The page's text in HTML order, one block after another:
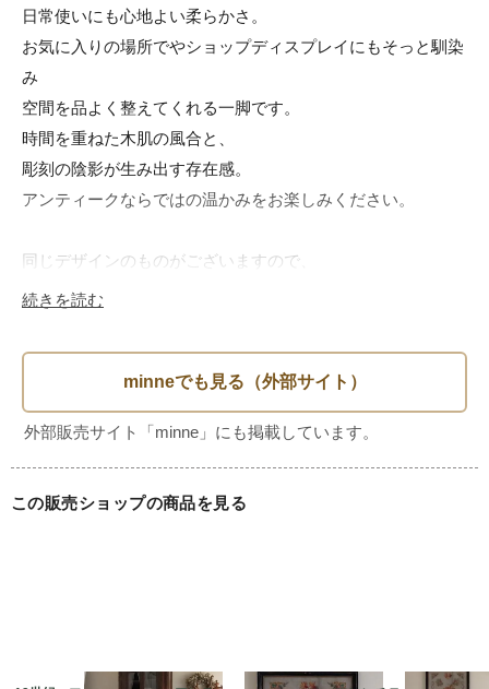
日常使いにも心地よい柔らかさ。
お気に入りの場所でやショップディスプレイにもそっと馴染
み
空間を品よく整えてくれる一脚です。
時間を重ねた木肌の風合と、
彫刻の陰影が生み出す存在感。
アンティークならではの温かみをお楽しみください。
同じデザインのものがございますので、
よろしければそちらもご覧くださいませ。
【SIZE】最大値
W:約44.0cm(前)
W:約30.0cm(後ろ)
D:約40.0cm
H:約89.0cm
続きを読む
この販売ショップの商品を見る